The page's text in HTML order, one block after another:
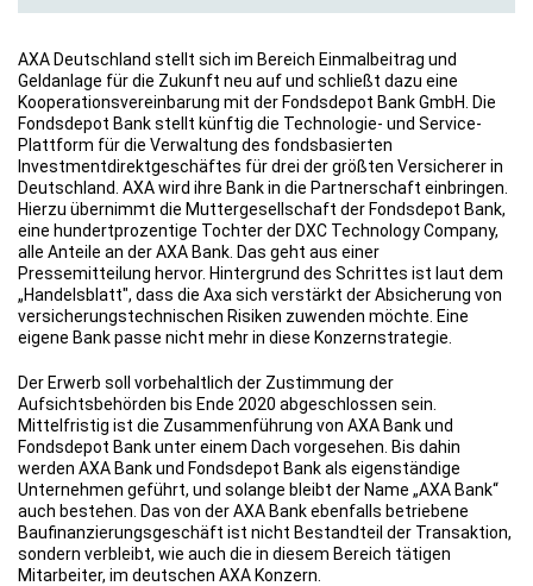
AXA Deutschland stellt sich im Bereich Einmalbeitrag und
Geldanlage für die Zukunft neu auf und schließt dazu eine
Kooperationsvereinbarung mit der Fondsdepot Bank GmbH. Die
Fondsdepot Bank stellt künftig die Technologie- und Service-
Plattform für die Verwaltung des fondsbasierten
Investmentdirektgeschäftes für drei der größten Versicherer in
Deutschland. AXA wird ihre Bank in die Partnerschaft einbringen.
Hierzu übernimmt die Muttergesellschaft der Fondsdepot Bank,
eine hundertprozentige Tochter der DXC Technology Company,
alle Anteile an der AXA Bank. Das geht aus einer
Pressemitteilung hervor. Hintergrund des Schrittes ist laut dem
„Handelsblatt", dass die Axa sich verstärkt der Absicherung von
versicherungstechnischen Risiken zuwenden möchte. Eine
eigene Bank passe nicht mehr in diese Konzernstrategie.
Der Erwerb soll vorbehaltlich der Zustimmung der
Aufsichtsbehörden bis Ende 2020 abgeschlossen sein.
Mittelfristig ist die Zusammenführung von AXA Bank und
Fondsdepot Bank unter einem Dach vorgesehen. Bis dahin
werden AXA Bank und Fondsdepot Bank als eigenständige
Unternehmen geführt, und solange bleibt der Name „AXA Bank“
auch bestehen. Das von der AXA Bank ebenfalls betriebene
Baufinanzierungsgeschäft ist nicht Bestandteil der Transaktion,
sondern verbleibt, wie auch die in diesem Bereich tätigen
Mitarbeiter, im deutschen AXA Konzern.